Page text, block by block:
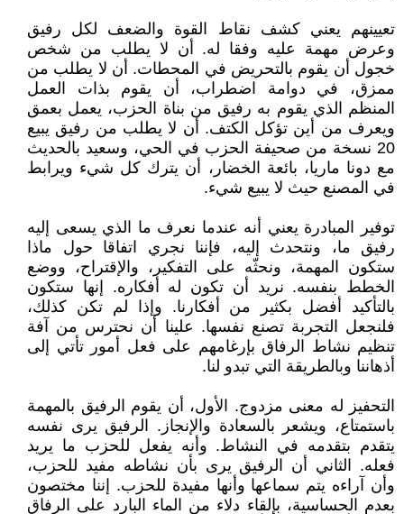
تعيينهم يعني كشف نقاط القوة والضعف لكل رفيق
وعرض مهمة عليه وفقا له. أن لا يطلب من شخص
خجول أن يقوم بالتحريض في المحطات. أن لا يطلب من
ممزق، في دوامة اضطراب، أن يقوم بذات العمل
المنظم الذي يقوم به رفيق من بناة الحزب، يعمل بعمق
ويعرف من أين تؤكل الكتف. أن لا يطلب من رفيق يبيع
20 نسخة من صحيفة الحزب في الحي، وسعيد بالحديث
مع دونا ماريا، بائعة الخضار، أن يترك كل شيء ويرابط
في المصنع حيث لا يبيع شيء.
توفير المبادرة يعني أنه عندما نعرف ما الذي يسعى إليه
رفيق ما، ونتحدث إليه، فإننا نجري اتفاقا حول ماذا
ستكون المهمة، ونحثّه على التفكير، والإقتراح، ووضع
الخطط بنفسه. نريد أن تكون له أفكاره. إنها ستكون
بالتأكيد أفضل بكثير من أفكارنا. وإذا لم تكن كذلك،
فلنجعل التجربة تصنع نفسها. علينا أن نحترس من آفة
تنظيم نشاط الرفاق بإرغامهم على فعل أمور تأتي إلى
أذهاننا وبالطريقة التي تبدو لنا.
التحفيز له معنى مزدوج. الأول، أن يقوم الرفيق بالمهمة
باستمتاع، ويشعر بالسعادة والإنجاز. الرفيق يرى نفسه
يتقدم بتقدمه في النشاط. وأنه يفعل للحزب ما يريد
فعله. الثاني أن الرفيق يرى بأن نشاطه مفيد للحزب،
وأن آراءه يتم سماعها وأنها مفيدة للحزب. إننا مختصون
بعدم الحساسية، بإلقاء دلاء من الماء البارد على الرفاق